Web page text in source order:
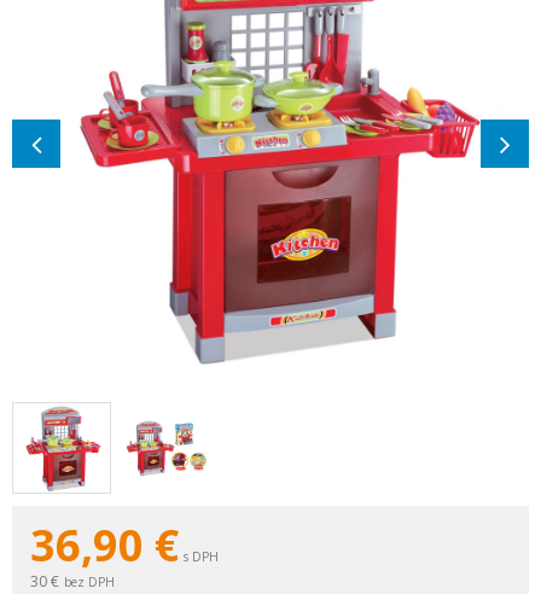
36,90 € s DPH
30 € bez DPH